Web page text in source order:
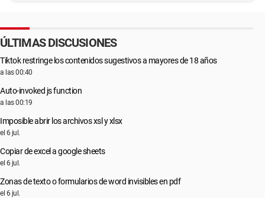
ÚLTIMAS DISCUSIONES
Tiktok restringe los contenidos sugestivos a mayores de 18 años
a las 00:40
Auto-invoked js function
a las 00:19
Imposible abrir los archivos xsl y xlsx
el 6 jul.
Copiar de excel a google sheets
el 6 jul.
Zonas de texto o formularios de word invisibles en pdf
el 6 jul.